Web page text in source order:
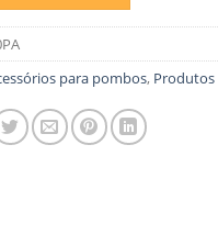
para pombos,